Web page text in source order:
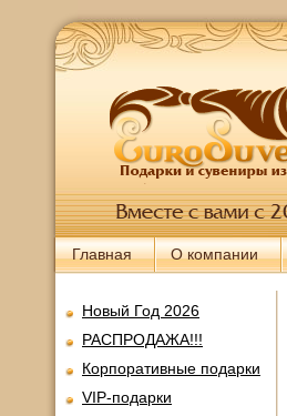
Главная О компании
Новый Год 2026
РАСПРОДАЖА!!!
Корпоративные подарки
VIP-подарки